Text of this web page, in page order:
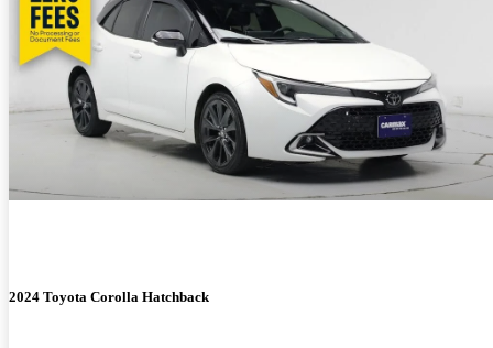
2024 Toyota Corolla Hatchback